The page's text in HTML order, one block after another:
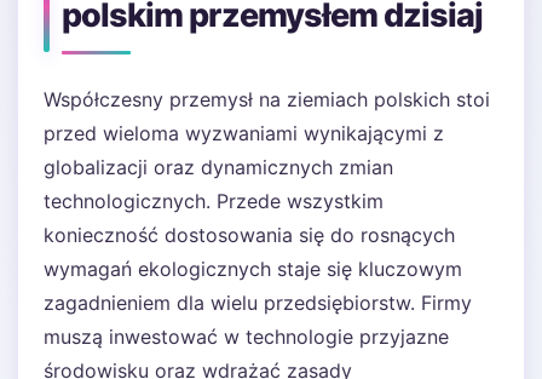
polskim przemysłem dzisiaj
Współczesny przemysł na ziemiach polskich stoi
przed wieloma wyzwaniami wynikającymi z
globalizacji oraz dynamicznych zmian
technologicznych. Przede wszystkim
konieczność dostosowania się do rosnących
wymagań ekologicznych staje się kluczowym
zagadnieniem dla wielu przedsiębiorstw. Firmy
muszą inwestować w technologie przyjazne
środowisku oraz wdrażać zasady